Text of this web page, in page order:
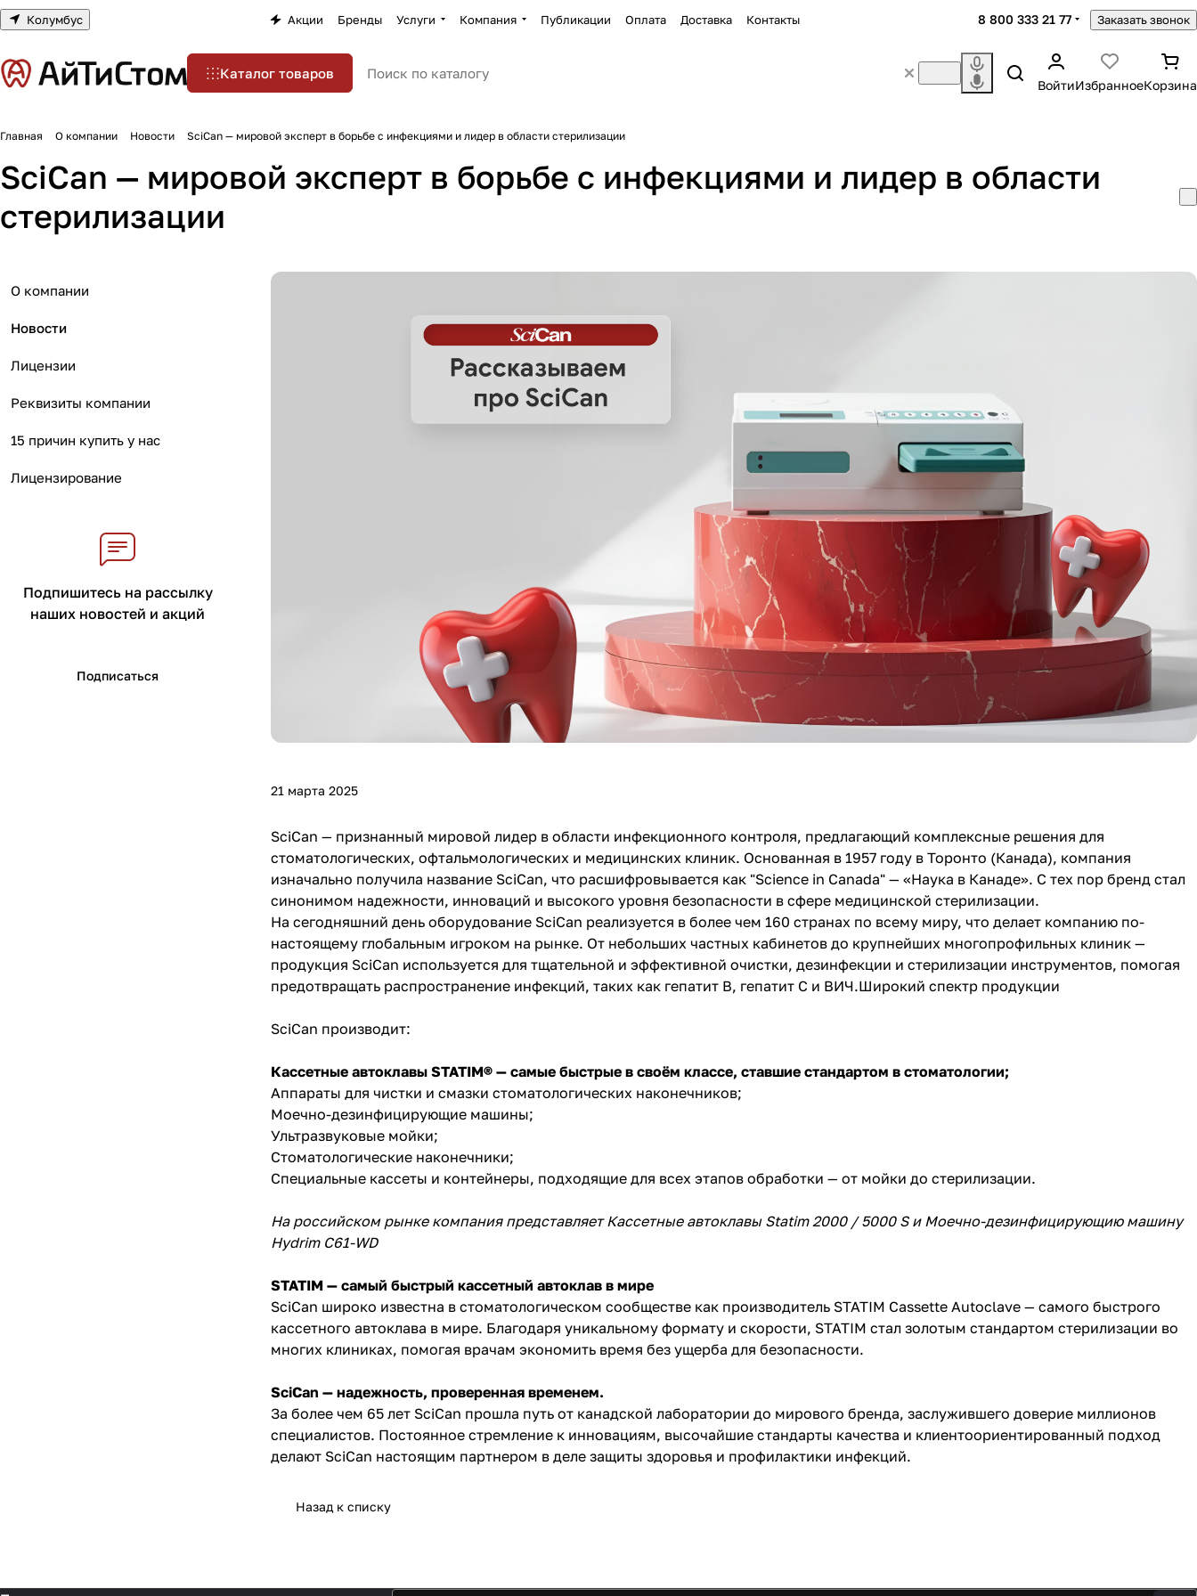
Колумбус Акции Бренды Услуги Компания Публикации Оплата Доставка Контакты 8 800 333 21 77 Заказать звонок
Каталог товаров
ВойтиИзбранноеКорзина
Главная О компании Новости SciCan — мировой эксперт в борьбе с инфекциями и лидер в области стерилизации
SciCan — мировой эксперт в борьбе с инфекциями и лидер в области
стерилизации
21 марта 2025
SciCan — признанный мировой лидер в области инфекционного контроля, предлагающий комплексные решения для
стоматологических, офтальмологических и медицинских клиник. Основанная в 1957 году в Торонто (Канада), компания
изначально получила название SciCan, что расшифровывается как "Science in Canada" — «Наука в Канаде». С тех пор бренд стал
синонимом надежности, инноваций и высокого уровня безопасности в сфере медицинской стерилизации.
На сегодняшний день оборудование SciCan реализуется в более чем 160 странах по всему миру, что делает компанию по-
настоящему глобальным игроком на рынке. От небольших частных кабинетов до крупнейших многопрофильных клиник —
продукция SciCan используется для тщательной и эффективной очистки, дезинфекции и стерилизации инструментов, помогая
предотвращать распространение инфекций, таких как гепатит B, гепатит C и ВИЧ.Широкий спектр продукции
SciCan производит:
Кассетные автоклавы STATIM® — самые быстрые в своём классе, ставшие стандартом в стоматологии;
Аппараты для чистки и смазки стоматологических наконечников;
Моечно-дезинфицирующие машины;
Ультразвуковые мойки;
Стоматологические наконечники;
Специальные кассеты и контейнеры, подходящие для всех этапов обработки — от мойки до стерилизации.
На российском рынке компания представляет Кассетные автоклавы Statim 2000 / 5000 S и Моечно-дезинфицирующию машину
Hydrim C61-WD
STATIM — самый быстрый кассетный автоклав в мире
SciCan широко известна в стоматологическом сообществе как производитель STATIM Cassette Autoclave — самого быстрого
кассетного автоклава в мире. Благодаря уникальному формату и скорости, STATIM стал золотым стандартом стерилизации во
многих клиниках, помогая врачам экономить время без ущерба для безопасности.
SciCan — надежность, проверенная временем.
За более чем 65 лет SciCan прошла путь от канадской лаборатории до мирового бренда, заслужившего доверие миллионов
специалистов. Постоянное стремление к инновациям, высочайшие стандарты качества и клиентоориентированный подход
делают SciCan настоящим партнером в деле защиты здоровья и профилактики инфекций.
Назад к списку
О компании
Новости
Лицензии
Реквизиты компании
15 причин купить у нас
Лицензирование
Подпишитесь на рассылку
наших новостей и акций
Подписаться